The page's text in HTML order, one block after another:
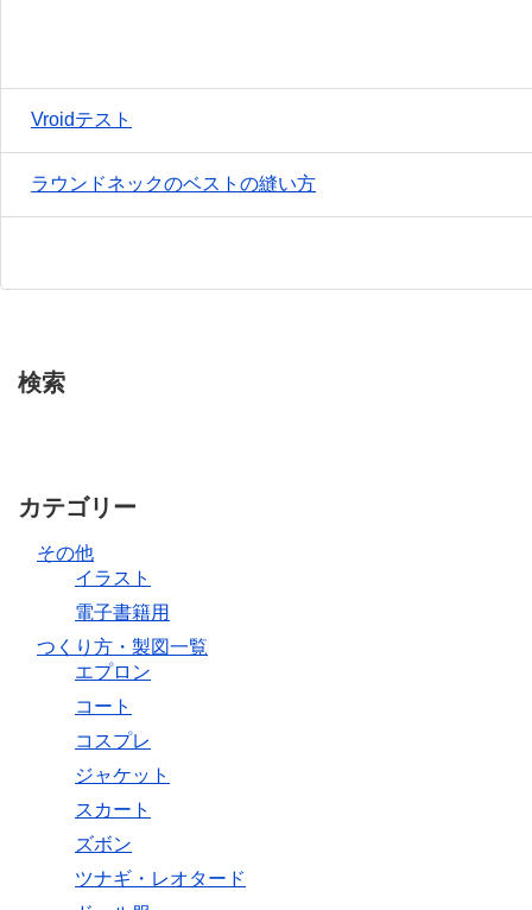
Vroidテスト
ラウンドネックのベストの縫い方
検索
カテゴリー
その他
イラスト
電子書籍用
つくり方・製図一覧
エプロン
コート
コスプレ
ジャケット
スカート
ズボン
ツナギ・レオタード